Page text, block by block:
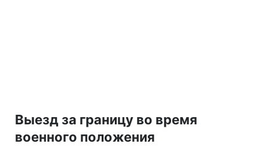
Выезд за границу во время
военного положения